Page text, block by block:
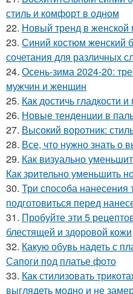
стиль и комфорт в одном
22. Новый тренд в
23. Синий костюм женский
сочетания для различных
24. Осень-зима 2024-20:
мужчин и женщин
25. Как достичь гладкости
26. Новые тенденции в
27. Высокий воротник:
28. Все, что нужно знать о
29. Как визуально
Как зрительно уменьшить
30. Три способа нанесения
подготовиться перед
31. Пробуйте эти 5
блестящей и здоровой кожи
32. Какую обувь надеть с
Сапоги под платье фото
33. Как стилизовать
выглядеть модно и не